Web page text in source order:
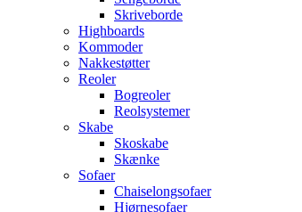
Skriveborde
Highboards
Kommoder
Nakkestøtter
Reoler
Bogreoler
Reolsystemer
Skabe
Skoskabe
Skænke
Sofaer
Chaiselongsofaer
Hjørnesofaer